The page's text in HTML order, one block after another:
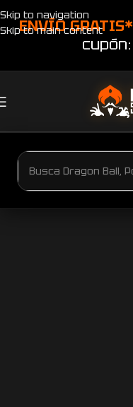
Skip to navigation
Skip to main content
ENVÍO GRATIS*
cupón: